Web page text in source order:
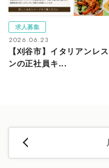
求人募集
2026.06.23
【刈谷市】イタリアンレ
ンの正社員キ...